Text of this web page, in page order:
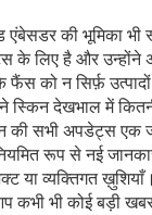
एंबेसडर की भूमिका भी
के लिए है और उन्होंने
को न सिर्फ़ उत्पादों
स्किन देखभाल में
की सभी अपडेट्स एक
रूप से नई
या व्यक्तिगत
कभी भी कोई बड़ी